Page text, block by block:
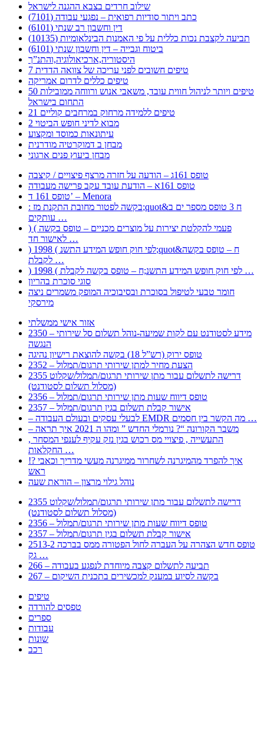
שילוב חרדים בצבא ההגנה לישראל
כתב ויתור סודיות רפואית – נפגעי עבודה (7101)
דין וחשבון רב שנתי (6101)
תביעה לקצבת נכות כללית על פי האמנות הבינלאומיות (10135)
ביטוח וגבייה – דין וחשבון שנתי (6101)
היסטוריה,ארכיאולוגיה,והתנ”ך
7 טיפים חשובים לפני עריכה של צוואה הדדית
טיפים כללים לדרום אמריקה
50 טיפים ויותר לניהול חווית עובד, משאבי אנוש ורווחה ממובילות
התחום בישראל
21 טיפים ללמידה מרחוק במרחבים קוליים
מבוא לדיני חופש הביטוי 2
עיתונאות כמוסד ומקצוע
מבחן ב דמוקרטיה מודרנית
מבחן ביעוץ פנים ארגוני
טופס 161ג – הודעה על חזרה מרצף פיצויים / קיצבה
טופס 161א – הודעת עובד עקב פרישה מעבודה
טופס 161 ד’ – Menora
: בקשה לפטור מחובת התקנת מז;quot&ח 3 טופס מספר ים ב
עותקים …
) ( פעמי להקלטת יצירות על מוצרים מכניים – טופס בקשה
לאישור חד …
) 1998 ( לפי חוק חופש המידע התשנ;quot&ח – טופס בקשה
לקבלת …
) 1998 ( לפי חוק חופש המידע התשנ;ח – טופס בקשה לקבלת …
סוגי סוכרת בהריון
חומר טבעי לטיפול בסוכרת ובסיבוכיה המופק משמרים ניצה
מירסקי
אזור אישי ממשלתי
2350 – מידע לסטודנט עם לקות שמיעה-נוהל תשלום סל שירותי
הנגשה
טופס ירוק (רש”ל 18) בקשה להוצאת רישיון נהיגה
2352 – הצעת מחיר למתן שירותי תרגום/תמלול
2355 דרישה לתשלום עבור מתן שירותי תרגום/תמלול/שקלוט
(מסלול תשלום לסטודנט)
2356 – טופס דיווח שעות מתן שירותי תרגום/תמלול
2357 – אישור קבלת תשלום בגין תרגום/תמלול
– לבעלי עסקים ובעולם העבודה EMDR מה הקשר בין חסמים …
– משבר הקורונה “? נורמלי החדש ” ומהו ה 2021 איך תראה
, התעשייה , פיצויי מס רכוש בגין נזק עקיף לענפי המסחר
החקלאות …
!? איך להפרד מהמיגרנה לשחרור ממיגרנה מעשי מדריך וכאבי
ראש
נוהל גילוי מרצון – הוראת שעה
2355 דרישה לתשלום עבור מתן שירותי תרגום/תמלול/שקלוט
(מסלול תשלום לסטודנט)
2356 – טופס דיווח שעות מתן שירותי תרגום/תמלול
2357 – אישור קבלת תשלום בגין תרגום/תמלול
2513-2 טופס חדש הצהרה על העברה לחול הפטורה ממס בברכה
גק …
266 – תביעה לתשלום קצבה מיוחדת לנפגע בעבודה
267 – בקשה לסיוע במענק למכשירים בתכנית השיקום
טיפים
טפסים להורדה
ספרים
עבודות
שונות
רכב